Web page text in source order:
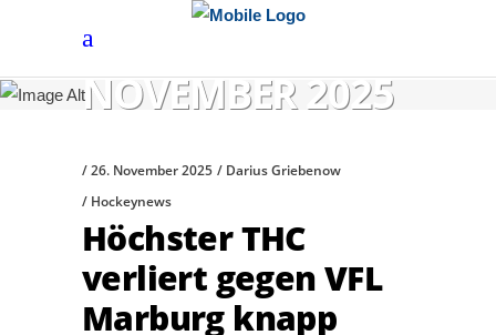
NOVEMBER 2025
26. November 2025
Darius Griebenow
Hockeynews
Höchster THC
verliert gegen VFL
Marburg knapp